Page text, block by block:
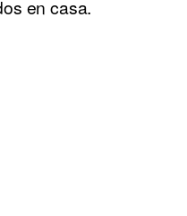
en casa.